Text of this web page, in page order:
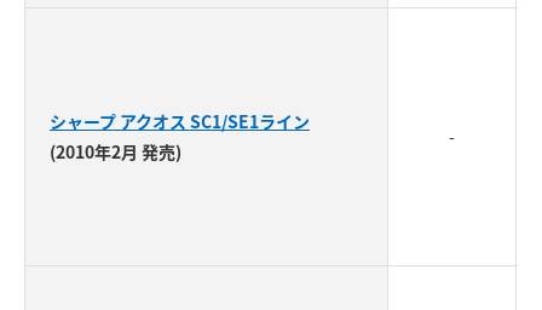
シャープ アクオス SC1/SE1ライン
(2010年2月 発売)
-